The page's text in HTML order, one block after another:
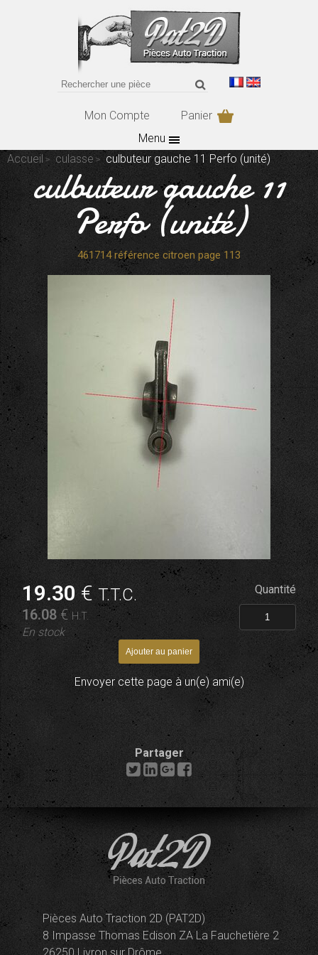
Mon Compte
Panier
Menu
Accueil
culasse culbuteur gauche 11 Perfo (unité)
culbuteur gauche 11
Perfo (unité)
461714 référence citroen page 113
19.30 €T.T.C.
16.08 € H.T.
En stock
Quantité
Envoyer cette page à un(e) ami(e)
Partager
Pièces Auto Traction 2D (PAT2D)
8 Impasse Thomas Edison ZA La Fauchetière 2